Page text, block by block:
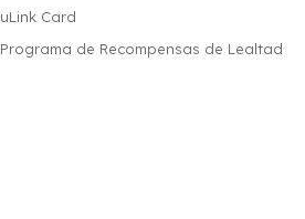
uLink Card
Programa de Recompensas de Lealtad